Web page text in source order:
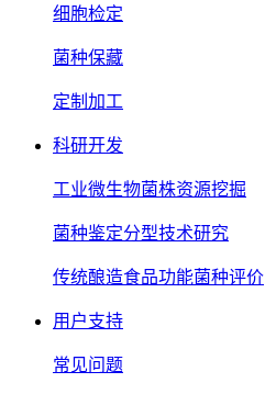
细胞检定
菌种保藏
定制加工
科研开发
工业微生物菌株资源挖掘
菌种鉴定分型技术研究
传统酿造食品功能菌种评价
用户支持
常见问题